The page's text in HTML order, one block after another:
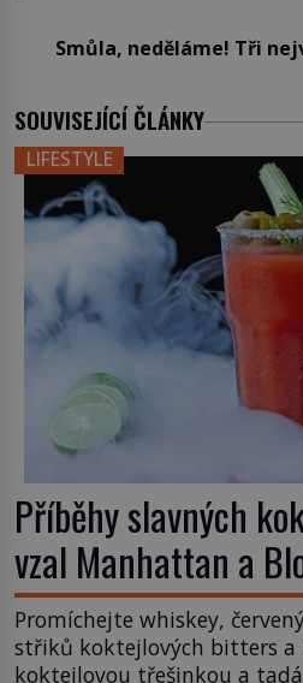
Smůla, neděláme! Tři
SOUVISEJÍCÍ ČLÁNKY
LIFESTYLE
Příběhy slavných
vzal Manhattan a
Promíchejte whiskey,
střiků koktejlových bitters a
koktejlovou třešinkou a